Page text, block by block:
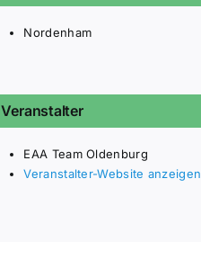
Nordenham
Veranstalter
EAA Team Oldenburg
Veranstalter-Website anzeigen